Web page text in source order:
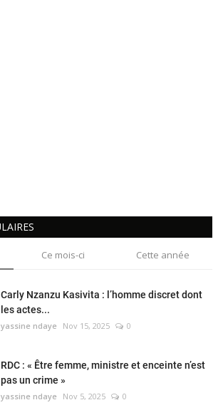
Ce mois-ci Cette année
Carly Nzanzu Kasivita : l’homme discret dont
les actes...
yassine ndaye Nov 15, 2025 0
RDC : « Être femme, ministre et enceinte n’est
pas un crime »
yassine ndaye Nov 5, 2025 0